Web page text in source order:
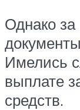
Однако
Имелись
выплате
средств.